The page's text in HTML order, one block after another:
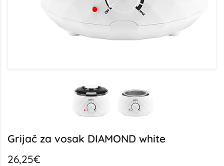
Grijač za vosak DIAMOND white
26,25€